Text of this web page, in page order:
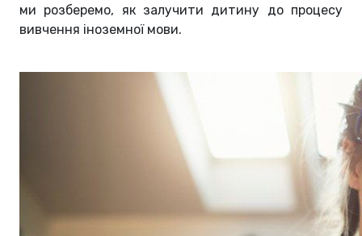
ми розберемо, як залучити дитину до процесу
вивчення іноземної мови.